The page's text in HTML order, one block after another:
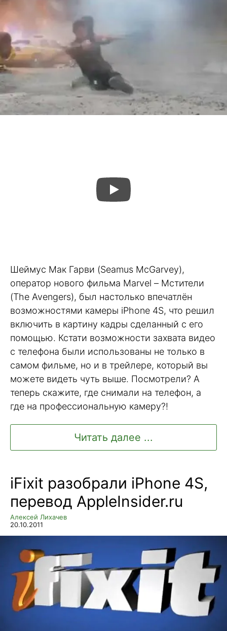
Шеймус Мак Гарви (Seamus McGarvey),
оператор нового фильма Marvel – Мстители
(The Avengers), был настолько впечатлён
возможностями камеры iPhone 4S, что решил
включить в картину кадры сделанный с его
помощью. Кстати возможности захвата видео
с телефона были использованы не только в
самом фильме, но и в трейлере, который вы
можете видеть чуть выше. Посмотрели? А
теперь скажите, где снимали на телефон, а
где на профессиональную камеру?!
Читать далее ...
iFixit разобрали iPhone 4S,
перевод AppleInsider.ru
Алексей Лихачев
20.10.2011